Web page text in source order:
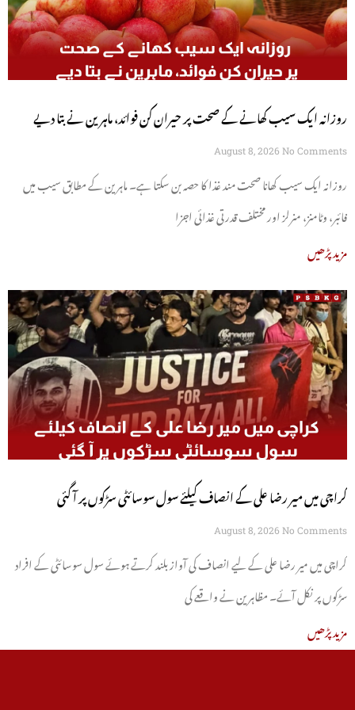
روزانہ ایک سیب کھانے کے صحت پر حیران کن فوائد، ماہرین نے بتا دیے
August 8, 2026 No Comments
روزانہ ایک سیب کھانا صحت مند غذا کا حصہ بن سکتا ہے۔ ماہرین کے مطابق سیب میں
فائبر، وٹامنز، منرلز اور مختلف قدرتی غذائی اجزا
مزید پڑھیں
کراچی میں میر رضا علی کے انصاف کیلئے سول سوسائٹی سڑکوں پر آ گئی
August 8, 2026 No Comments
کراچی میں میر رضا علی کے لیے انصاف کی آواز بلند کرتے ہوئے سول سوسائٹی کے افراد
سڑکوں پر نکل آئے۔ مظاہرین نے واقعے کی
مزید پڑھیں